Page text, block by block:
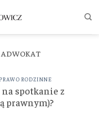
ADWOKAT
RODZINNE
na spotkanie z
prawnym)?